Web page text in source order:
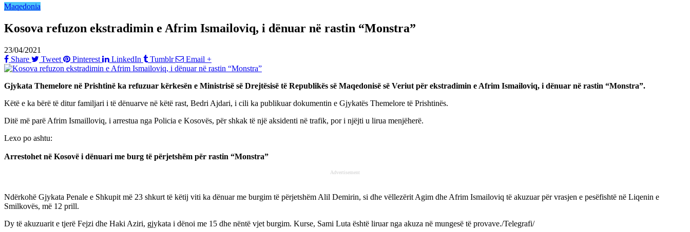
Maqedonia
Kosova refuzon ekstradimin e Afrim Ismailoviq, i dënuar në rastin “Monstra”
23/04/2021
Share
Tweet Pinterest LinkedIn Tumblr Email +
Gjykata Themelore në Prishtinë ka refuzuar kërkesën e Ministrisë së Drejtësisë të Republikës së Maqedonisë së Veriut për ekstradimin e Afrim Ismailoviq, i dënuar në rastin “Monstra”.
Këtë e ka bërë të ditur familjari i të dënuarve në këtë rast, Bedri Ajdari, i cili ka publikuar dokumentin e Gjykatës Themelore të Prishtinës.
Ditë më parë Afrim Ismailloviq, i arrestua nga Policia e Kosovës, për shkak të një aksidenti në trafik, por i njëjti u lirua menjëherë.
Lexo po ashtu:
Arrestohet në Kosovë i dënuari me burg të përjetshëm për rastin “Monstra”
Advertisement
Ndërkohë Gjykata Penale e Shkupit më 23 shkurt të këtij viti ka dënuar me burgim të përjetshëm Alil Demirin, si dhe vëllezërit Agim dhe Afrim Ismailoviq të akuzuar për vrasjen e pesëfishtë në Liqenin e
Smilkovës, më 12 prill.
Dy të akuzuarit e tjerë Fejzi dhe Haki Aziri, gjykata i dënoi me 15 dhe nëntë vjet burgim. Kurse, Sami Luta është liruar nga akuza në mungesë të provave./Telegrafi/